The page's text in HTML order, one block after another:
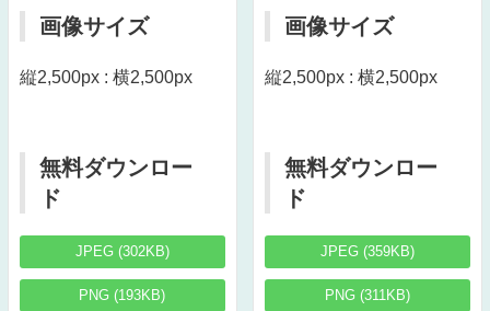
画像サイズ
縦2,500px : 横2,500px
無料ダウンロー
ド
JPEG (302KB)
PNG (193KB)
画像サイズ
縦2,500px : 横2,500px
無料ダウンロー
ド
JPEG (359KB)
PNG (311KB)